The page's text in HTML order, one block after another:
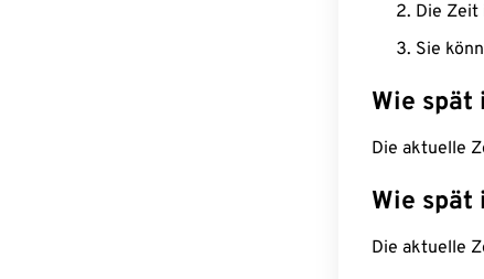
Die Zeit
Sie
Wie spät
Die aktuelle
Wie spät
Die aktuelle